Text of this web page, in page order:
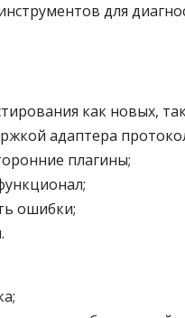
для
как новых,
адаптера
плагины;
ошибки;